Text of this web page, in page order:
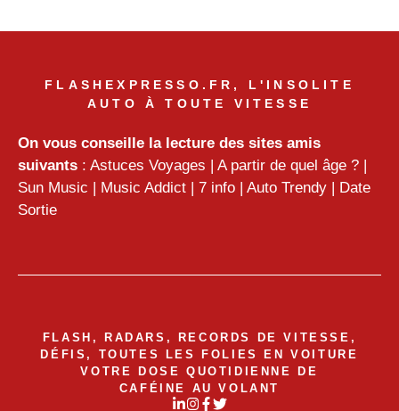
FLASHEXPRESSO.FR, L'INSOLITE
AUTO À TOUTE VITESSE
On vous conseille la lecture des sites amis
suivants : Astuces Voyages A partir de quel âge ?
Sun Music
Music Addict 7 info Auto Trendy
Date
Sortie
FLASH, RADARS, RECORDS DE VITESSE,
DÉFIS, TOUTES LES FOLIES EN VOITURE
VOTRE DOSE QUOTIDIENNE DE
CAFÉINE AU VOLANT